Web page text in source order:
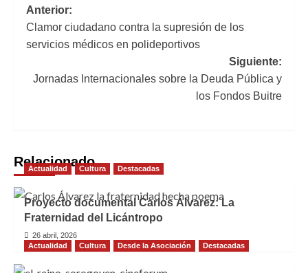
Navegación
de
Anterior:
Clamor ciudadano contra la supresión de los
servicios médicos en polideportivos
Siguiente:
Jornadas Internacionales sobre la Deuda Pública y
los Fondos Buitre
Relacionado
Actualidad Cultura Destacadas
Proyecto documental Carlos Álvarez: La
Fraternidad del Licántropo
26 abril, 2026
Actualidad
Cultura Desde la Asociación Destacadas